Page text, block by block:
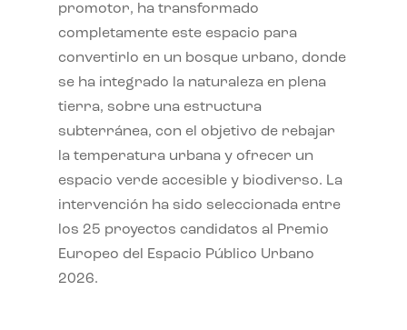
promotor, ha transformado
completamente este espacio para
convertirlo en un bosque urbano, donde
se ha integrado la naturaleza en plena
tierra, sobre una estructura
subterránea, con el objetivo de rebajar
la temperatura urbana y ofrecer un
espacio verde accesible y biodiverso. La
intervención ha sido seleccionada entre
los 25 proyectos candidatos al Premio
Europeo del Espacio Público Urbano
2026.